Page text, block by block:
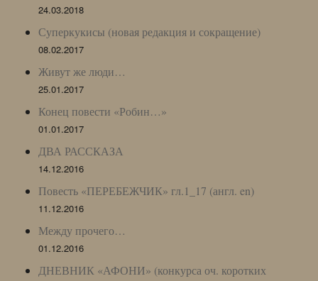
24.03.2018
Суперкукисы (новая редакция и сокращение)
08.02.2017
Живут же люди…
25.01.2017
Конец повести «Робин…»
01.01.2017
ДВА РАССКАЗА
14.12.2016
Повесть «ПЕРЕБЕЖЧИК» гл.1_17 (англ. en)
11.12.2016
Между прочего…
01.12.2016
ДНЕВНИК «АФОНИ» (конкурса оч. коротких